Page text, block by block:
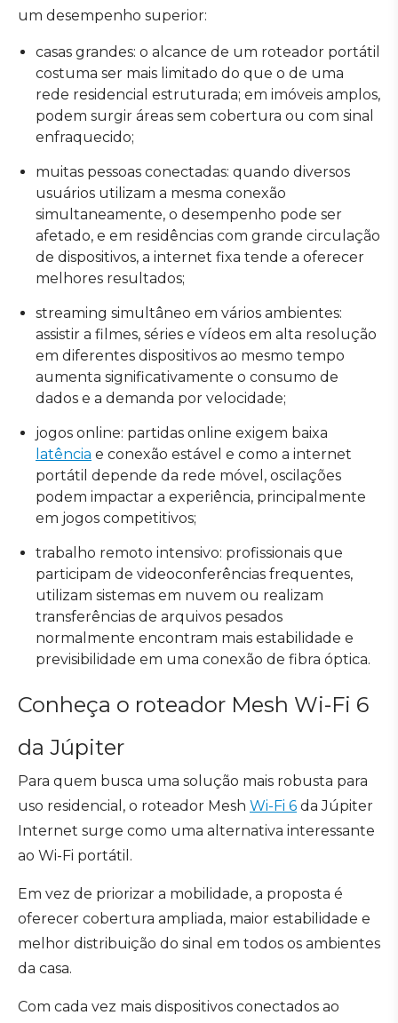
um desempenho superior:
casas grandes: o alcance de um roteador portátil
costuma ser mais limitado do que o de uma
rede residencial estruturada; em imóveis amplos,
podem surgir áreas sem cobertura ou com sinal
enfraquecido;
muitas pessoas conectadas: quando diversos
usuários utilizam a mesma conexão
simultaneamente, o desempenho pode ser
afetado, e em residências com grande circulação
de dispositivos, a internet fixa tende a oferecer
melhores resultados;
streaming simultâneo em vários ambientes:
assistir a filmes, séries e vídeos em alta resolução
em diferentes dispositivos ao mesmo tempo
aumenta significativamente o consumo de
dados e a demanda por velocidade;
jogos online: partidas online exigem baixa
latência e conexão estável e como a internet
portátil depende da rede móvel, oscilações
podem impactar a experiência, principalmente
em jogos competitivos;
trabalho remoto intensivo: profissionais que
participam de videoconferências frequentes,
utilizam sistemas em nuvem ou realizam
transferências de arquivos pesados
normalmente encontram mais estabilidade e
previsibilidade em uma conexão de fibra óptica.
Conheça o roteador Mesh Wi-Fi 6
da Júpiter
Para quem busca uma solução mais robusta para
uso residencial, o roteador Mesh Wi-Fi 6 da Júpiter
Internet surge como uma alternativa interessante
ao Wi-Fi portátil.
Em vez de priorizar a mobilidade, a proposta é
oferecer cobertura ampliada, maior estabilidade e
melhor distribuição do sinal em todos os ambientes
da casa.
Com cada vez mais dispositivos conectados ao